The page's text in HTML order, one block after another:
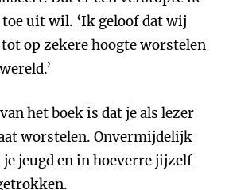
toe uit wil. ‘Ik geloof dat wij
op zekere hoogte worstelen
het boek is dat je als lezer
worstelen. Onvermijdelijk
je jeugd en in hoeverre jijzelf